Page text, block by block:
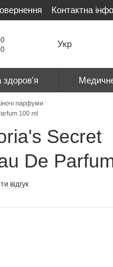
Контактна
Відгуки про магазин
Укр
здоров'я
парфуми
100 ml
Secret
De
відгук